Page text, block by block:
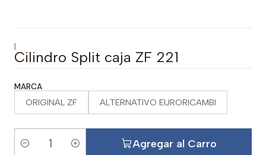
|
Cilindro Split caja ZF 221
MARCA
ORIGINAL ZF ALTERNATIVO EURORICAMBI
Agregar al Carro